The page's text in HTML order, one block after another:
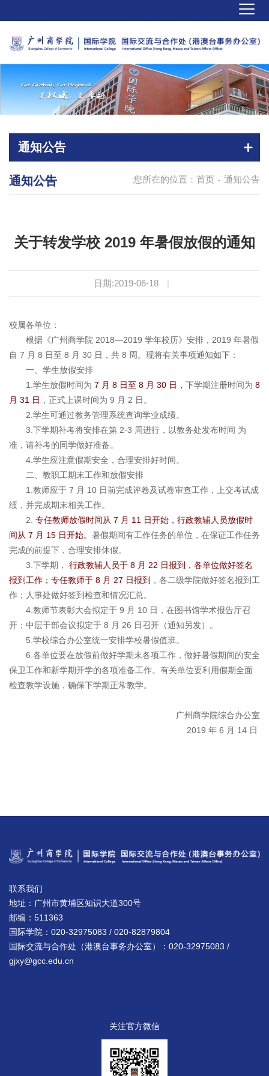
通知公告
您所在的位置： 首页 - 通知公告
通知公告
关于转发学校 2019 年暑假放假的通知
日期:2019-06-18 |
校属各单位：
根据《广州商学院 2018—2019 学年校历》安排，2019 年暑假
自 7 月 8 日至 8 月 30 日，共 8 周。现将有关事项通知如下：
一、学生放假安排
1.学生放假时间为 7 月 8 日至 8 月 30 日， 下学期注册时间为 8
月 31 日 ，正式上课时间为 9 月 2 日。
2.学生可通过教务管理系统查询学业成绩。
3.下学期补考将安排在第 2-3 周进行，以教务处发布时间 为
准，请补考的同学做好准备。
4.学生应注意假期安全，合理安排好时间。
二、教职工期末工作和放假安排
1.教师应于 7 月 10 日前完成评卷及试卷审查工作，上交考试成
绩，并完成期末相关工作。
2. 专任教师放假时间从 7 月 11 日开始，行政教辅人员放假时
间从 7 月 15 日开始。 暑假期间有工作任务的单位，在保证工作任务
完成的前提下，合理安排休假。
3.下学期， 行政教辅人员于 8 月 22 日报到，各单位做好签名
报到工作；专任教师于 8 月 27 日报到 ，各二级学院做好签名报到工
作；人事处做好签到检查和情况汇总。
4.教师节表彰大会拟定于 9 月 10 日，在图书馆学术报告厅召
开；中层干部会议拟定于 8 月 26 日召开（通知另发）。
5.学校综合办公室统一安排学校暑假值班。
6.各单位要在放假前做好学期末各项工作，做好暑假期间的安全
保卫工作和新学期开学的各项准备工作。有关单位要利用假期全面
检查教学设施，确保下学期正常教学。
广州商学院综合办公室
2019 年 6 月 14 日
联系我们
地址：广州市黄埔区知识大道300号
邮编：511363
国际学院：020-32975083 / 020-82879804
国际交流与合作处（港澳台事务办公室）：020-32975083 /
gjxy@gcc.edu.cn
关注官方微信